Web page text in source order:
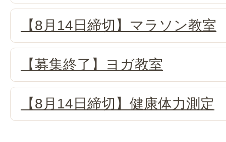
【8月14日締切】マラソン教室
【募集終了】ヨガ教室
【8月14日締切】健康体力測定